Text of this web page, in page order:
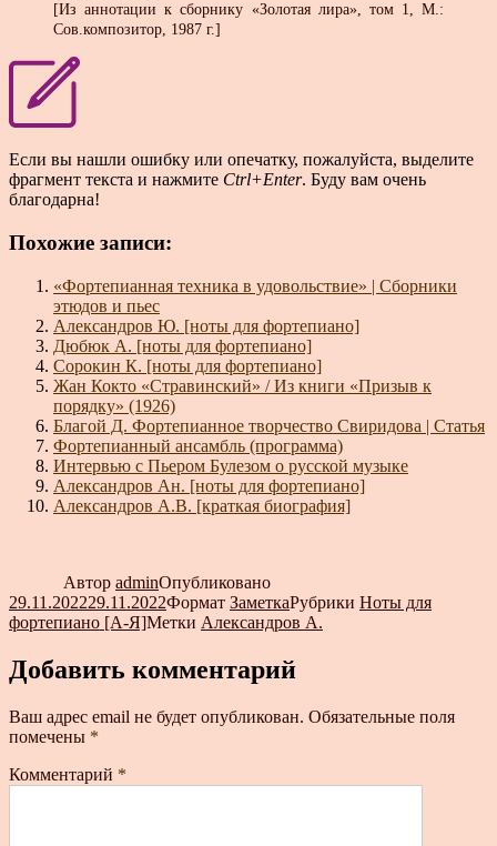
[Из аннотации к сборнику «Золотая лира», том 1, М.:
Сов.композитор, 1987 г.]
Если вы нашли ошибку или опечатку, пожалуйста, выделите
фрагмент текста и нажмите Ctrl+Enter. Буду вам очень
благодарна!
Похожие записи:
«Фортепианная техника в удовольствие» | Сборники
этюдов и пьес
Александров Ю. [ноты для фортепиано]
Дюбюк А. [ноты для фортепиано]
Сорокин К. [ноты для фортепиано]
Жан Кокто «Стравинский» / Из книги «Призыв к
порядку» (1926)
Благой Д. Фортепианное творчество Свиридова | Статья
Фортепианный ансамбль (программа)
Интервью с Пьером Булезом о русской музыке
Александров Ан. [ноты для фортепиано]
Александров А.В. [краткая биография]
Автор adminОпубликовано
29.11.202229.11.2022Формат ЗаметкаРубрики Ноты для
фортепиано [А-Я]Метки Александров А.
Добавить комментарий
Ваш адрес email не будет опубликован. Обязательные поля
помечены *
Комментарий *